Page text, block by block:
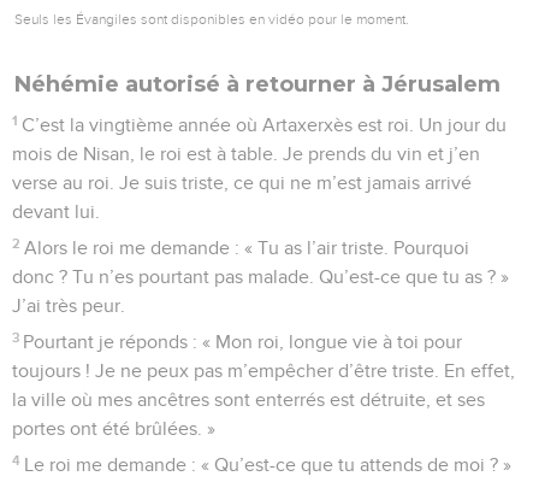
Seuls les Évangiles sont disponibles en vidéo pour le moment.
Néhémie autorisé à retourner à Jérusalem
1 C’est la vingtième année où Artaxerxès est roi. Un jour du
mois de Nisan, le roi est à table. Je prends du vin et j’en
verse au roi. Je suis triste, ce qui ne m’est jamais arrivé
devant lui.
2 Alors le roi me demande : « Tu as l’air triste. Pourquoi
donc ? Tu n’es pourtant pas malade. Qu’est-ce que tu as ? »
J’ai très peur.
3 Pourtant je réponds : « Mon roi, longue vie à toi pour
toujours ! Je ne peux pas m’empêcher d’être triste. En effet,
la ville où mes ancêtres sont enterrés est détruite, et ses
portes ont été brûlées. »
4 Le roi me demande : « Qu’est-ce que tu attends de moi ? »